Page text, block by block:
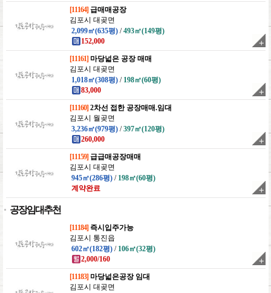
[11164] 급매매공장
김포시 대곶면
2,099㎡(635평) /493㎡(149평)
152,000
[11161] 마당넓은 공장 매매
김포시 대곶면
1,018㎡(308평) / 198㎡(60평)
83,000
[11160] 2차선 접한 공장매매.임대
김포시 월곶면
3,236㎡(979평) /397㎡(120평)
260,000
[11159] 급급매공장매매
김포시 대곶면
945㎡(286평) / 198㎡(60평)
계약완료
공장임대추천
[11184] 즉시입주가능
김포시 통진읍
602㎡(182평) / 106㎡(32평)
2,000/160
[11183] 마당넓은공장 임대
김포시 대곶면